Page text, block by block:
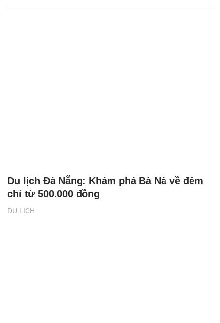
DU LỊCH
Du lịch Đà Nẵng: Khám phá Bà Nà về đêm
chỉ từ 500.000 đồng